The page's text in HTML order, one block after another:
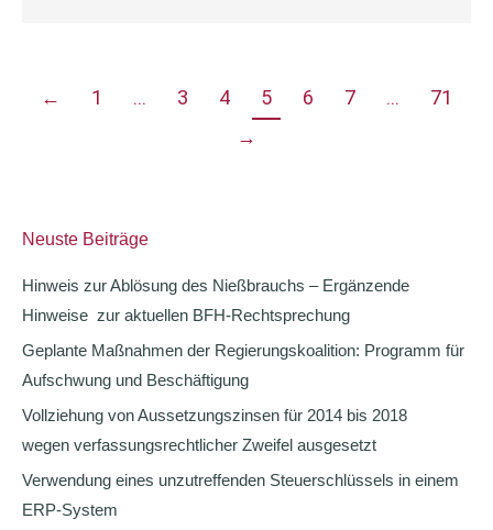
← 1 … 3 4 5 6 7 …
71
→
Neuste Beiträge
Hinweis zur Ablösung des Nießbrauchs – Ergänzende
Hinweise zur aktuellen BFH-Rechtsprechung
Geplante Maßnahmen der Regierungskoalition: Programm für
Aufschwung und Beschäftigung
Vollziehung von Aussetzungszinsen für 2014 bis 2018
wegen verfassungsrechtlicher Zweifel ausgesetzt
Verwendung eines unzutreffenden Steuerschlüssels in einem
ERP-System